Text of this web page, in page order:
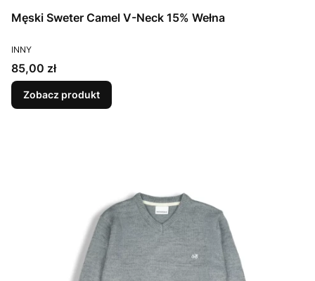
Męski Sweter Camel V-Neck 15% Wełna
PRODUCENT
INNY
Cena
85,00 zł
Zobacz produkt